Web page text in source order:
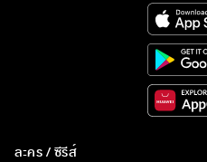
ละคร / ซีรีส์